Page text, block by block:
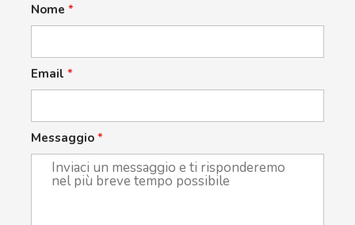
Nome *
Email *
Messaggio *